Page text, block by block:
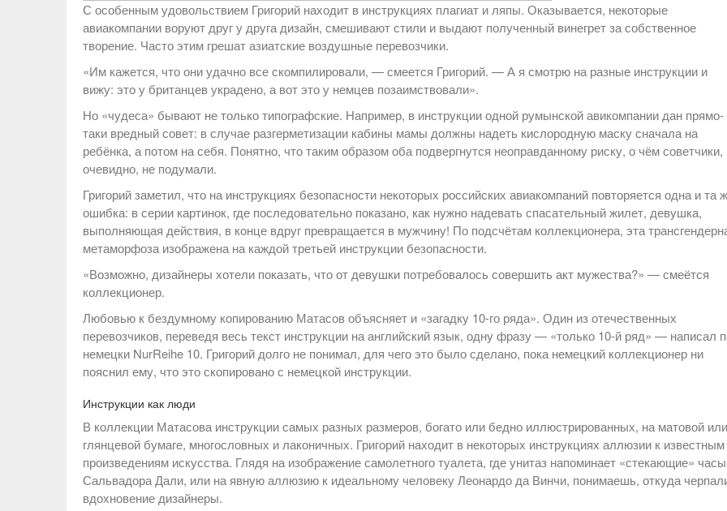
С особенным удовольствием Григорий находит в инструкциях плагиат и ляпы. Оказывается, некоторые
авиакомпании воруют друг у друга дизайн, смешивают стили и выдают полученный винегрет за собственное
творение. Часто этим грешат азиатские воздушные перевозчики.
«Им кажется, что они удачно все скомпилировали, — смеется Григорий. — А я смотрю на разные инструкции и
вижу: это у британцев украдено, а вот это у немцев позаимствовали».
Но «чудеса» бывают не только типографские. Например, в инструкции одной румынской авикомпании дан прямо-
таки вредный совет: в случае разгерметизации кабины мамы должны надеть кислородную маску сначала на
ребёнка, а потом на себя. Понятно, что таким образом оба подвергнутся неоправданному риску, о чём советчики,
очевидно, не подумали.
Григорий заметил, что на инструкциях безопасности некоторых российских авиакомпаний повторяется одна и та
ошибка: в серии картинок, где последовательно показано, как нужно надевать спасательный жилет, девушка,
выполняющая действия, в конце вдруг превращается в мужчину! По подсчётам коллекционера, эта
метаморфоза изображена на каждой третьей инструкции безопасности.
«Возможно, дизайнеры хотели показать, что от девушки потребовалось совершить акт мужества?» — смеётся
коллекционер.
Любовью к бездумному копированию Матасов объясняет и «загадку 10-го ряда». Один из отечественных
перевозчиков, переведя весь текст инструкции на английский язык, одну фразу — «только 10-й ряд» — написал
немецки NurReihe 10. Григорий долго не понимал, для чего это было сделано, пока немецкий коллекционер ни
пояснил ему, что это скопировано с немецкой инструкции.
Инструкции как люди
В коллекции Матасова инструкции самых разных размеров, богато или бедно иллюстрированных, на матовой или
глянцевой бумаге, многословных и лаконичных. Григорий находит в некоторых инструкциях аллюзии к известным
произведениям искусства. Глядя на изображение самолетного туалета, где унитаз напоминает «стекающие» часы
Сальвадора Дали, или на явную аллюзию к идеальному человеку Леонардо да Винчи, понимаешь, откуда
вдохновение дизайнеры.